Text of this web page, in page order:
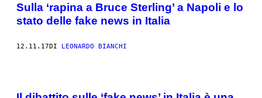
Sulla ‘rapina a Bruce Sterling’ a Napoli e lo
stato delle fake news in Italia
12.11.17DI LEONARDO BIANCHI